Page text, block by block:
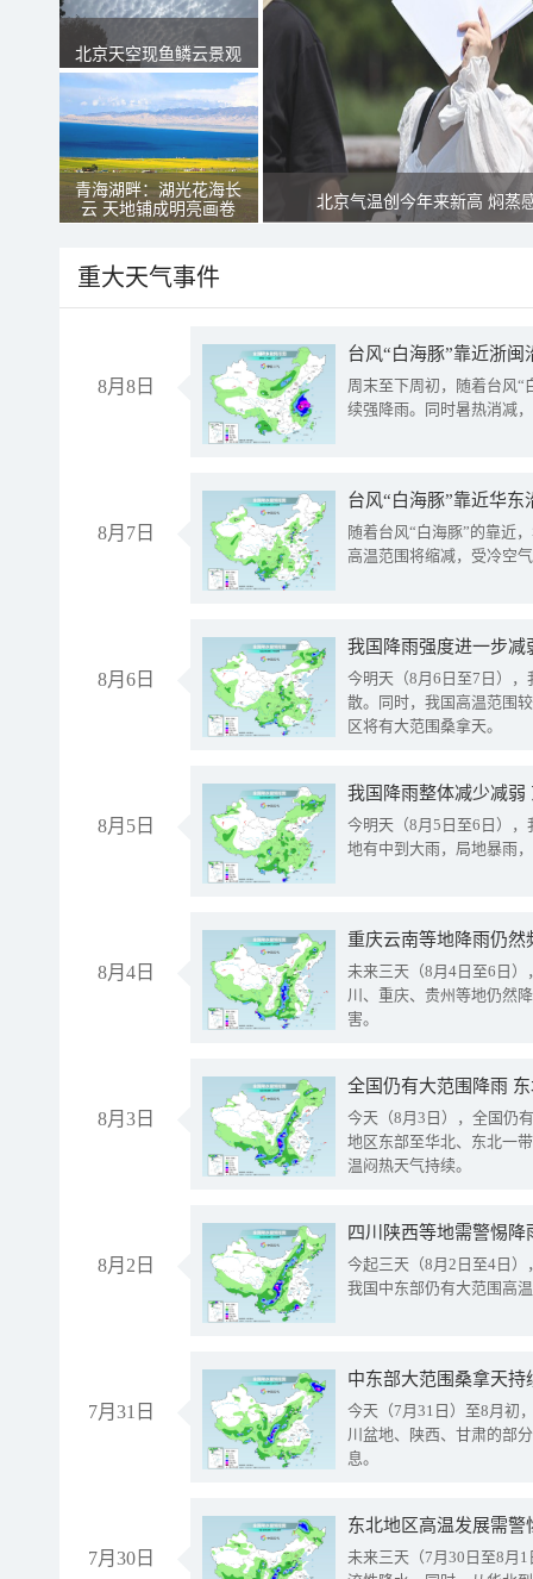
北京天空现鱼鳞云景观
青海湖畔：湖光花海长
云 天地铺成明亮画卷
北京气温创今年来新高 焖蒸
重大天气事件
8月8日
台风“白海豚”靠近浙
周末至下周初，随着台风“
续强降雨。同时暑热消减
8月7日
台风“白海豚”靠近华
随着台风“白海豚”的靠近
高温范围将缩减，受冷空
8月6日
今明天（8月6日至7日）
散。同时，我国高温范围
区将有大范围桑拿天。
8月5日
我国降雨整体减少减弱
今明天（8月5日至6日）
地有中到大雨，局地暴雨
8月4日
重庆云南等地降雨仍然
未来三天（8月4日至6日
川、重庆、贵州等地仍然
害。
8月3日
全国仍有大范围降雨
今天（8月3日），全国仍
地区东部至华北、东北一
温闷热天气持续。
8月2日
今起三天（8月2日至4日
我国中东部仍有大范围高
7月31日
中东部大范围桑拿天
今天（7月31日）至8月初
川盆地、陕西、甘肃的部
息。
7月30日
东北地区高温发展需
未来三天（7月30日至8月